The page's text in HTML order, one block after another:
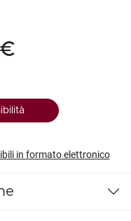
in formato elettronico